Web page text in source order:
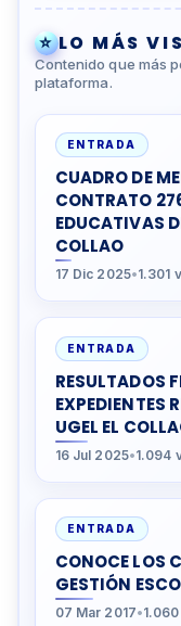
⭐LO MÁS
Contenido que más
plataforma.
ENTRADA
CUADRO DE
CONTRATO
EDUCATIVAS
COLLAO
17 Dic 2025•1.301
ENTRADA
RESULTADOS
EXPEDIENTES
UGEL EL
16 Jul 2025•1.094
ENTRADA
CONOCE LOS
GESTIÓN
07 Mar 2017•